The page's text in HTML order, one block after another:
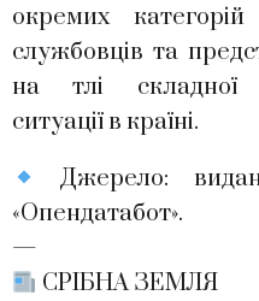
окремих
службовців та
на тлі складної
ситуації в країні.
Джерело:
«Опендатабот».
—
СРІБНА ЗЕМЛЯ